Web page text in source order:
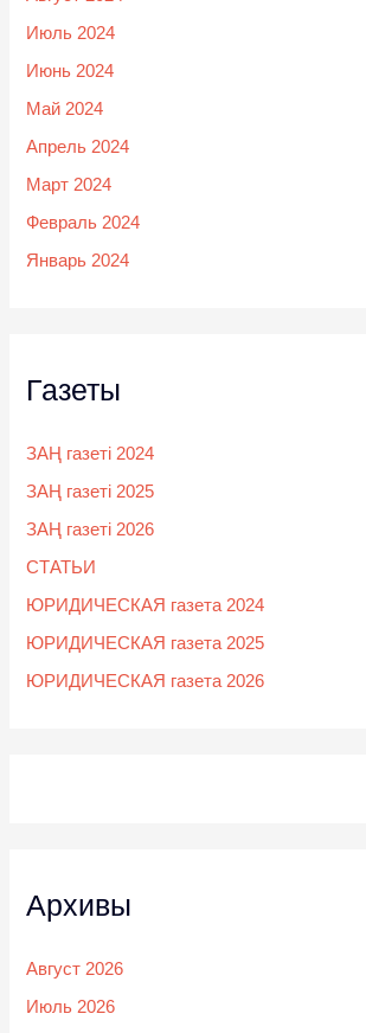
Июль 2024
Июнь 2024
Май 2024
Апрель 2024
Март 2024
Февраль 2024
Январь 2024
Газеты
ЗАҢ газеті 2024
ЗАҢ газеті 2025
ЗАҢ газеті 2026
СТАТЬИ
ЮРИДИЧЕСКАЯ газета 2024
ЮРИДИЧЕСКАЯ газета 2025
ЮРИДИЧЕСКАЯ газета 2026
Архивы
Август 2026
Июль 2026